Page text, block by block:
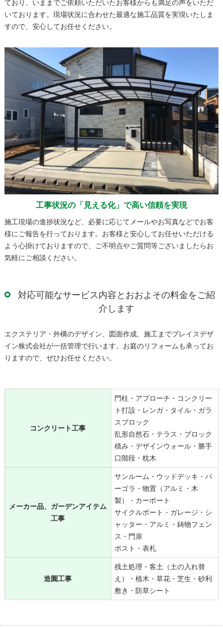
ており、いままでご依頼いただいたお客様からも満足の声をいただ
いております。現場状況に合わせた最適な施工品質を実現いたしま
すので、安心してお任せください。
工事状況の「見える化」で高い信頼を実現
施工現場の進捗状況など、必要に応じてメールやお写真などでお客
様にご報告を行っております。お客様と安心してお任せいただける
よう心掛けておりますので、ご不明点やご質問等ございましたらお
気軽にご相談ください。
対応可能なサービス内容とおおよその料金をご紹
介します
エクステリア・外構のデザイン、図面作成、施工までプレイスデザ
イン株式会社が一括管理で行います。お庭のリフォームも承ってお
りますので、ぜひお任せください。
コンクリート工事
門柱・アプローチ・コンクリー
ト打設・レンガ・タイル・ガラ
スブロック
乱形自然石・テラス・ブロック
積み・デザインウォール・勝手
口階段・枕木
メーカー品、ガーデンアイテム
工事
サンルーム・ウッドデッキ・パ
ーゴラ・物置（アルミ・木
製）・カーポート
サイクルポート・ガレージ・シ
ャッター・アルミ・鋳物フェン
ス・門扉
ポスト・表札
造園工事
残土処理・客土（土の入れ替
え）・植木・草花・芝生・砂利
敷き・防草シート